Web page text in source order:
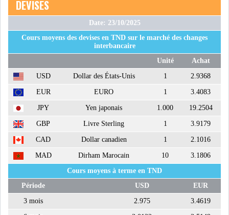
ELECTIONS
ACTUALITÉS
GOUVERNEMENT
DIVERS
ASSEMBLÉE DES
PEUPLE (ARP)
SAIED LIMOGE LA MINISTRE DE
L'INDUS...
SLAH ZOUARI NOMMÉ
DEVISES
Date: 23/10/2025
Cours moyens des devises en TND sur le marché des changes
interbancaire
Unité
Achat
USD
Dollar des États-Unis 1 2.9368
EUR EURO 1 3.4083
JPY Yen japonais 1.000 19.2504
GBP Livre Sterling 1 3.9179
CAD Dollar canadien 1 2.1016
MAD Dirham Marocain 10
3.1806
Cours moyens à terme en TND
Période
USD
EUR
3 mois
2.975 3.4619